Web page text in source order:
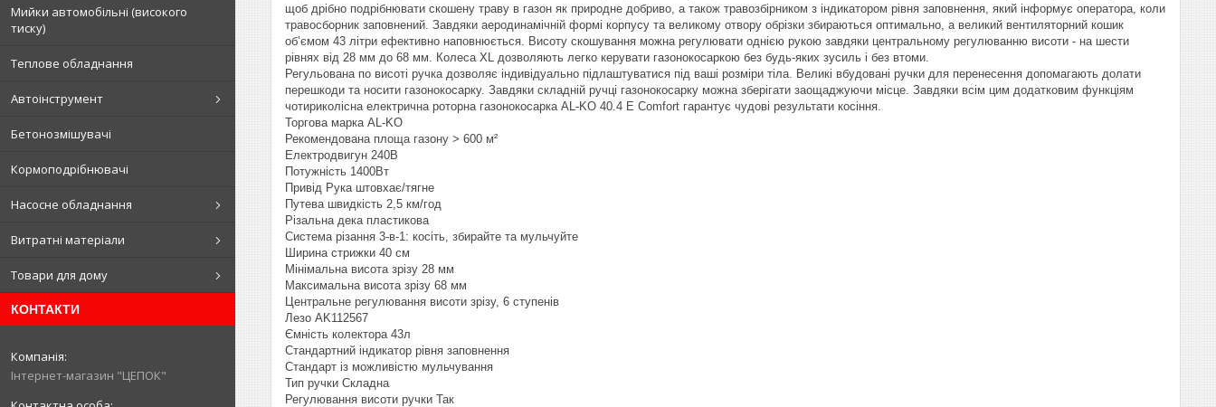
Мийки автомобільні (високого
тиску)
Теплове обладнання
Автоінструмент
Бетонозмішувачі
Кормоподрібнювачі
Насосне обладнання
Витратні матеріали
Товари для дому
КОНТАКТИ
Інтернет-магазин "ЦЕПОК"
щоб дрібно подрібнювати скошену траву в газон як природне добриво, а також травозбірником з індикатором рівня заповнення, який інформує оператора, коли
травосборник заповнений. Завдяки аеродинамічній формі корпусу та великому отвору обрізки збираються оптимально, а великий вентиляторний кошик
об’ємом 43 літри ефективно наповнюється. Висоту скошування можна регулювати однією рукою завдяки центральному регулюванню висоти - на шести
рівнях від 28 мм до 68 мм. Колеса XL дозволяють легко керувати газонокосаркою без будь-яких зусиль і без втоми.
Регульована по висоті ручка дозволяє індивідуально підлаштуватися під ваші розміри тіла. Великі вбудовані ручки для перенесення допомагають долати
перешкоди та носити газонокосарку. Завдяки складній ручці газонокосарку можна зберігати заощаджуючи місце. Завдяки всім цим додатковим функціям
чотириколісна електрична роторна газонокосарка AL-KO 40.4 E Comfort гарантує чудові результати косіння.
Торгова марка AL-KO
Рекомендована площа газону > 600 м²
Електродвигун 240В
Потужність 1400Вт
Привід Рука штовхає/тягне
Путева швидкість 2,5 км/год
Різальна дека пластикова
Система різання 3-в-1: косіть, збирайте та мульчуйте
Ширина стрижки 40 см
Мінімальна висота зрізу 28 мм
Максимальна висота зрізу 68 мм
Центральне регулювання висоти зрізу, 6 ступенів
Лезо AK112567
Ємність колектора 43л
Стандартний індикатор рівня заповнення
Стандарт із можливістю мульчування
Тип ручки Складна
Регулювання висоти ручки Так